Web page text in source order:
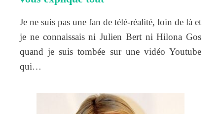
Je ne suis pas une fan de télé-réalité, loin de là et
je ne connaissais ni Julien Bert ni Hilona Gos
quand je suis tombée sur une vidéo Youtube
qui…